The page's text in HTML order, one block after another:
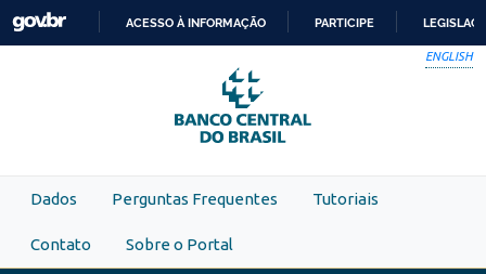
Skip to main content
PARA
O
CONTEÚDO
ACESSO À INFORMAÇÃO PARTICIPE
ENGLISH
Dados Perguntas Frequentes Tutoriais
Contato Sobre o Portal